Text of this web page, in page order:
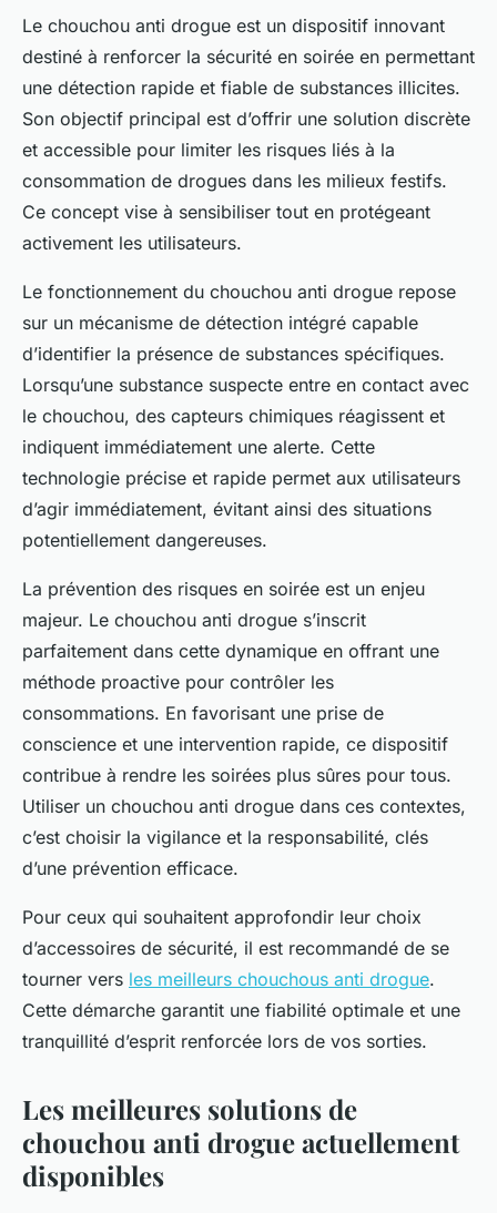
Le chouchou anti drogue est un dispositif innovant
destiné à renforcer la sécurité en soirée en permettant
une détection rapide et fiable de substances illicites.
Son objectif principal est d’offrir une solution discrète
et accessible pour limiter les risques liés à la
consommation de drogues dans les milieux festifs.
Ce concept vise à sensibiliser tout en protégeant
activement les utilisateurs.
Le fonctionnement du chouchou anti drogue repose
sur un mécanisme de détection intégré capable
d’identifier la présence de substances spécifiques.
Lorsqu’une substance suspecte entre en contact avec
le chouchou, des capteurs chimiques réagissent et
indiquent immédiatement une alerte. Cette
technologie précise et rapide permet aux utilisateurs
d’agir immédiatement, évitant ainsi des situations
potentiellement dangereuses.
La prévention des risques en soirée est un enjeu
majeur. Le chouchou anti drogue s’inscrit
parfaitement dans cette dynamique en offrant une
méthode proactive pour contrôler les
consommations. En favorisant une prise de
conscience et une intervention rapide, ce dispositif
contribue à rendre les soirées plus sûres pour tous.
Utiliser un chouchou anti drogue dans ces contextes,
c’est choisir la vigilance et la responsabilité, clés
d’une prévention efficace.
Pour ceux qui souhaitent approfondir leur choix
d’accessoires de sécurité, il est recommandé de se
tourner vers les meilleurs chouchous anti drogue.
Cette démarche garantit une fiabilité optimale et une
tranquillité d’esprit renforcée lors de vos sorties.
Les meilleures solutions de
chouchou anti drogue actuellement
disponibles